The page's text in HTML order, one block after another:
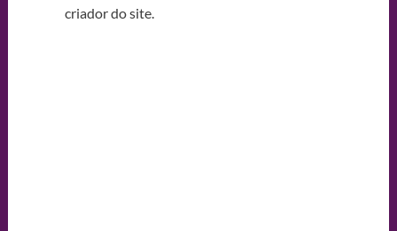
criador do site.